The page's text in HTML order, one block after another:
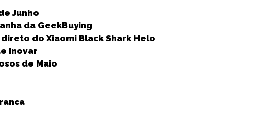
Junho
da GeekBuying
do Xiaomi Black Shark Helo
inovar
de Maio